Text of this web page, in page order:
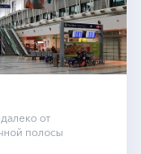
от
полосы